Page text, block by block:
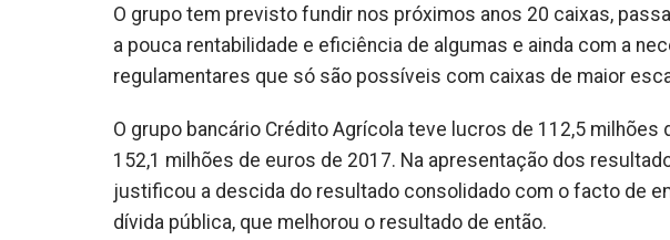
O grupo tem previsto fundir nos próximos anos 20 caixas,
a pouca rentabilidade e eficiência de algumas e ainda com a
regulamentares que só são possíveis com caixas de maior
O grupo bancário Crédito Agrícola teve lucros de 112,5 milhões
152,1 milhões de euros de 2017. Na apresentação dos
justificou a descida do resultado consolidado com o facto de
dívida pública, que melhorou o resultado de então.